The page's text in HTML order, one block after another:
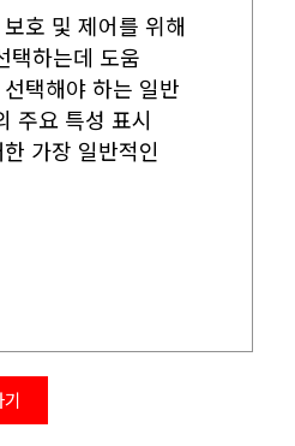
호 및 제어를 위해
택하는데 도움
택해야 하는 일반
주요 특성 표시
가장 일반적인